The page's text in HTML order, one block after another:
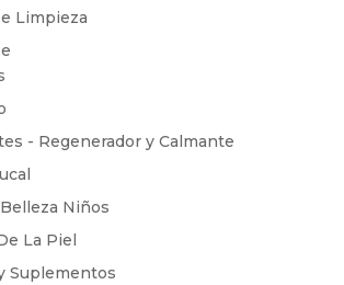
Limpieza
- Regenerador y Calmante
Niños
La Piel
Suplementos